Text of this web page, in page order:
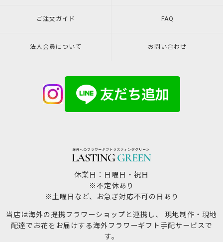
ご注文ガイド FAQ
法人会員について お問い合わせ
休業日：日曜日・祝日
※不定休あり
※土曜日など、お急ぎ対応不可の日あり
当店は海外の提携フラワーショップと連携し、 現地制作・現地
配達でお花をお届けする海外フラワーギフト手配サービスで
す。